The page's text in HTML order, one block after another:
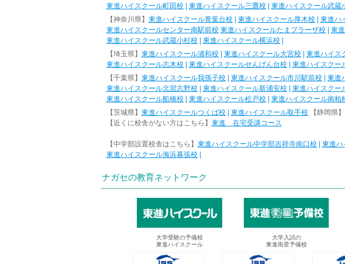
東進ハイスクール町田校
東進ハイスクール三鷹校 東進ハイスクール武蔵
【神奈川県】 東進ハイスクール青葉台校 東進ハイスクール厚木校 東進ハ
東進ハイスクールセンター南駅前校 東進ハイスクールたまプラーザ校 東
東進ハイスクール武蔵小杉校
東進ハイスクール横浜校
【埼玉県】 東進ハイスクール浦和校 東進ハイスクール大宮校 東進ハイス
東進ハイスクール志木校
東進ハイスクールせんげん台校 東進ハイスクー
【千葉県】 東進ハイスクール我孫子校 東進ハイスクール市川駅前校 東進
東進ハイスクール北習志野校
東進ハイスクール新浦安校 東進ハイスクー
東進ハイスクール船橋校
東進ハイスクール松戸校 東進ハイスクール南柏
【茨城県】 東進ハイスクールつくば校 東進ハイスクール取手校 【静岡県】
【近くに校舎がない方はこちら】 東進 在宅受講コース
【中学部設置校舎はこちら】 東進ハイスクール中学部吉祥寺南口校 東進ハ
東進ハイスクール海浜幕張校
ナガセの教育ネットワーク
大学受験の予備校
東進ハイスクール
大学入試の
東進衛星予備校